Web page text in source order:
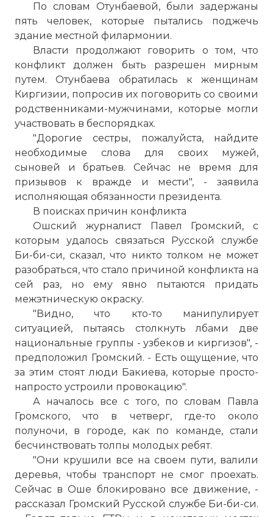
По словам Отунбаевой, были задержаны
пять человек, которые пытались поджечь
здание местной филармонии.
Власти продолжают говорить о том, что
конфликт должен быть разрешен мирным
путем. Отунбаева обратилась к женщинам
Киргизии, попросив их поговорить со своими
родственниками-мужчинами, которые могли
участвовать в беспорядках.
"Дорогие сестры, пожалуйста, найдите
необходимые слова для своих мужей,
сыновей и братьев. Сейчас не время для
призывов к вражде и мести", - заявила
исполняющая обязанности президента.
В поисках причин конфликта
Ошский журналист Павел Громский, с
которым удалось связаться Русской службе
Би-би-си, сказал, что никто толком не может
разобраться, что стало причиной конфликта на
сей раз, но ему явно пытаются придать
межэтническую окраску.
"Видно, что кто-то манипулирует
ситуацией, пытаясь столкнуть лбами две
национальные группы - узбеков и киргизов", -
предположил Громский. - Есть ощущение, что
за этим стоят люди Бакиева, которые просто-
напросто устроили провокацию".
А началось все с того, по словам Павла
Громского, что в четверг, где-то около
полуночи, в городе, как по команде, стали
бесчинствовать толпы молодых ребят.
"Они крушили все на своем пути, валили
деревья, чтобы транспорт не смог проехать.
Сейчас в Оше блокировано все движение, -
рассказал Громский Русской службе Би-би-си.